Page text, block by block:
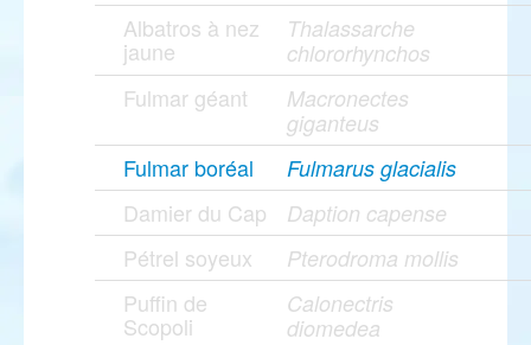
Albatros à nez
jaune
Thalassarche
chlororhynchos
Fulmar géant
Macronectes
giganteus
Fulmar boréal Fulmarus glacialis
Damier du Cap Daption capense
Pétrel soyeux Pterodroma mollis
Puffin de
Scopoli
Calonectris
diomedea